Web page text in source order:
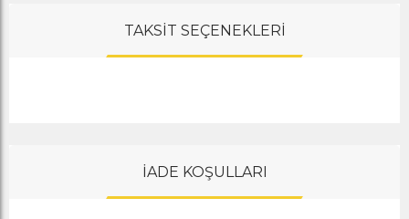
TAKSİT SEÇENEKLERİ
İADE KOŞULLARI